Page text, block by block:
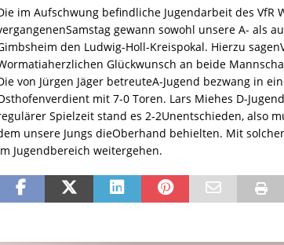
im Aufschwung befindliche Jugendarbeit des VfR
gewann sowohl unsere A- als
den Ludwig-Holl-Kreispokal. Hierzu
Glückwunsch an beide
von Jürgen Jäger betreuteA-Jugend bezwang in
mit 7-0 Toren. Lars Miehes D-
Spielzeit stand es 2-2Unentschieden, also
unsere Jungs dieOberhand behielten. Mit
Jugendbereich weitergehen.